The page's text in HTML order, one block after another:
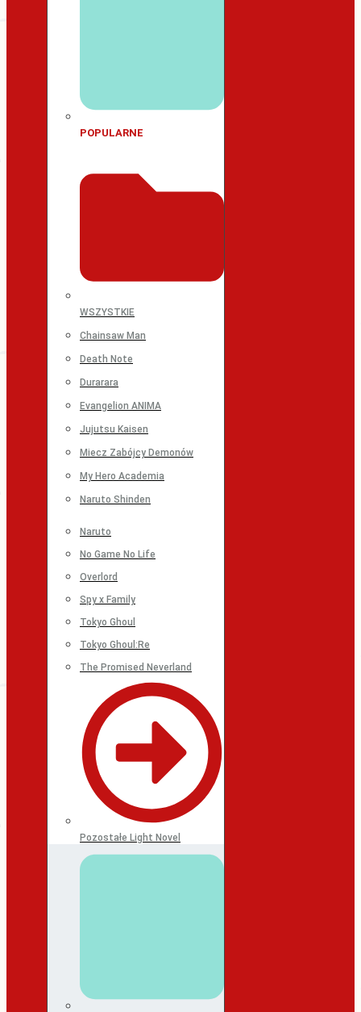
POPULARNE
WSZYSTKIE
Chainsaw Man
Death Note
Durarara
Evangelion ANIMA
Jujutsu Kaisen
Miecz Zabójcy Demonów
My Hero Academia
Naruto Shinden
Naruto
No Game No Life
Overlord
Spy x Family
Tokyo Ghoul
Tokyo Ghoul:Re
The Promised Neverland
Pozostałe Light Novel